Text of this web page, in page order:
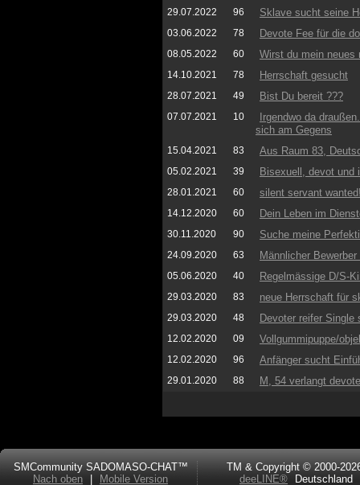
29.07.2022 96 Sklave sucht seine
03.06.2022 78 Devote Fee für die
08.05.2022 60 Wirst du mein neues
14.10.2021 78 Herrschaft gesucht
28.07.2021 49 Bist Du bereit ???
07.07.2021 10
Irgendwo da
sich am Gegens
15.04.2021 83 Aus Raum 83,
05.02.2021 39 Bisexuell, devot und
28.01.2021 60 silent servant
14.12.2020 60 Dein Leben im
30.11.2020 90 Suche meine
24.09.2020 63 Männlicher
05.06.2020 40 Regelmässige D/S-
29.03.2020 83 neue Herrschaft für
29.03.2020 48 Devoter reifer
12.02.2020 09 Vollgummipuppe/
12.02.2020 96 Anfänger sucht
29.01.2020 88 M, 54 verlangt
SMCommunity SADOMASO-CHAT™
Nach oben
Mobile Version
TM & Copyright © 2000-
deeLINE®
Deutschland